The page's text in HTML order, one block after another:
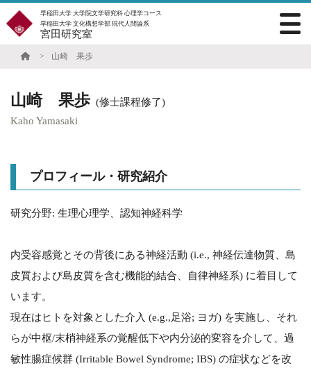
早稲田大学 大学院文学研究科 心理学コース
早稲田大学 文化構想学部 現代人間論系
宮田研究室
山崎 果歩
山崎 果歩 (修士課程修了)
Kaho Yamasaki
プロフィール・研究紹介
研究分野: 生理心理学、認知神経科学
内受容感覚とその背後にある神経活動 (i.e., 神経伝達物質、島
皮質および島皮質を含む機能的結合、自律神経系) に着目して
います。
現在はヒトを対象とした介入 (e.g.,足浴; ヨガ) を実施し、それ
らが中枢/末梢神経系の覚醒低下や内分泌的変容を介して、過
敏性腸症候群 (Irritable Bowel Syndrome; IBS) の症状などを改